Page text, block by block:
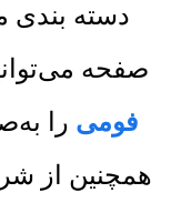
دسته
صفحه
فومی را
همچنین از